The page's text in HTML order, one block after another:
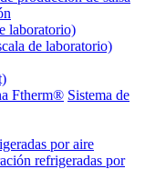
laboratorio)
de laboratorio)
Ftherm® Sistema de
por aire
refrigeradas por